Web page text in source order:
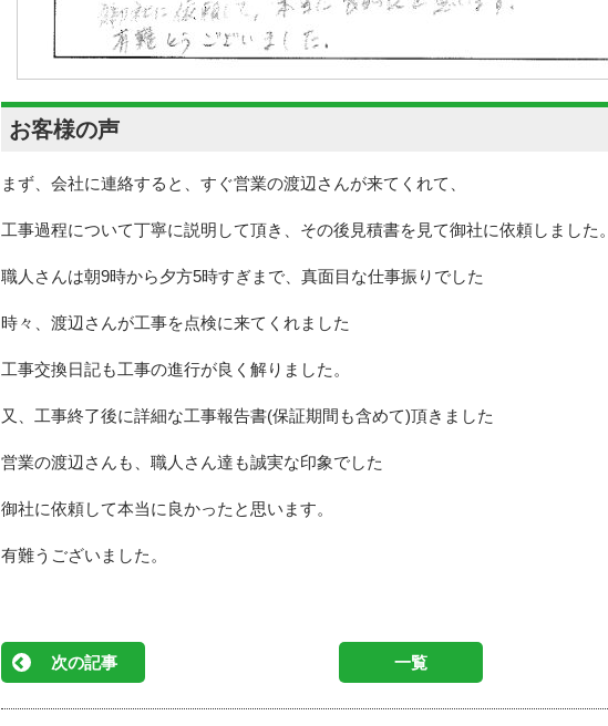
お客様の声
まず、会社に連絡すると、すぐ営業の渡辺さんが来てくれて、
工事過程について丁寧に説明して頂き、その後見積書を見て御社に依頼しました。
職人さんは朝9時から夕方5時すぎまで、真面目な仕事振りでした
時々、渡辺さんが工事を点検に来てくれました
工事交換日記も工事の進行が良く解りました。
又、工事終了後に詳細な工事報告書(保証期間も含めて)頂きました
営業の渡辺さんも、職人さん達も誠実な印象でした
御社に依頼して本当に良かったと思います。
有難うございました。
次の記事 一覧